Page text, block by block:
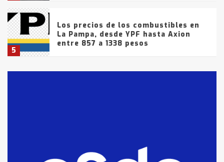
5
Los precios de los combustibles en
La Pampa, desde YPF hasta Axion
entre 857 a 1338 pesos
fueron detenidos por
comercialización de drogas en la